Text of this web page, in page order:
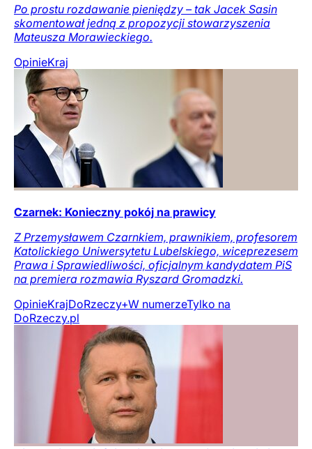
Po prostu rozdawanie pieniędzy – tak Jacek Sasin
skomentował jedną z propozycji stowarzyszenia
Mateusza Morawieckiego.
OpinieKraj
Czarnek: Konieczny pokój na prawicy
Z Przemysławem Czarnkiem, prawnikiem, profesorem
Katolickiego Uniwersytetu Lubelskiego, wiceprezesem
Prawa i Sprawiedliwości, oficjalnym kandydatem PiS
na premiera rozmawia Ryszard Gromadzki.
OpinieKrajDoRzeczy+W numerzeTylko na
DoRzeczy.pl